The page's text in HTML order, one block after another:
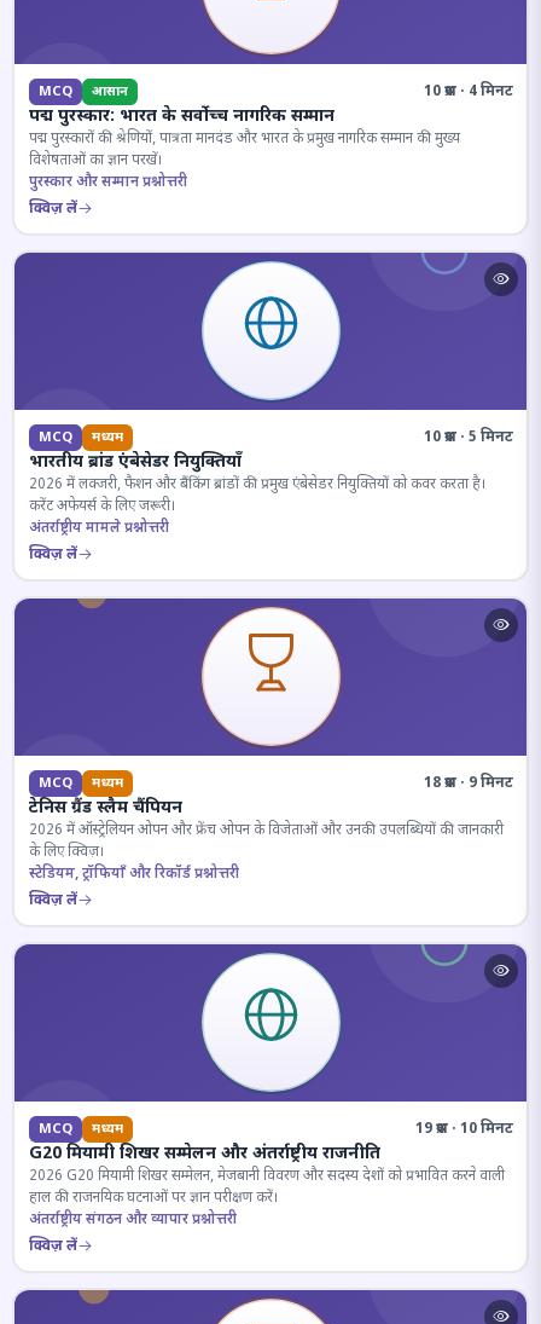
MCQ आसान 10 प्रश्न · 4 मिनट
पद्म पुरस्कार: भारत के सर्वोच्च नागरिक सम्मान
पद्म पुरस्कारों की श्रेणियों, पात्रता मानदंड और भारत के प्रमुख नागरिक सम्मान की मुख्य
विशेषताओं का ज्ञान परखें।
पुरस्कार और सम्मान प्रश्नोत्तरी
क्विज़ लें
MCQ मध्यम 10 प्रश्न · 5 मिनट
भारतीय ब्रांड एंबेसेडर नियुक्तियाँ
2026 में लक्जरी, फैशन और बैंकिंग ब्रांडों की प्रमुख एंबेसेडर नियुक्तियों को कवर करता है।
करेंट अफेयर्स के लिए जरूरी।
अंतर्राष्ट्रीय मामले प्रश्नोत्तरी
क्विज़ लें
MCQ मध्यम 18 प्रश्न · 9 मिनट
टेनिस ग्रैंड स्लैम चैंपियन
2026 में ऑस्ट्रेलियन ओपन और फ्रेंच ओपन के विजेताओं और उनकी उपलब्धियों की जानकारी
के लिए क्विज़।
स्टेडियम, ट्रॉफियाँ और रिकॉर्ड प्रश्नोत्तरी
क्विज़ लें
MCQ मध्यम 19 प्रश्न · 10 मिनट
G20 मियामी शिखर सम्मेलन और अंतर्राष्ट्रीय राजनीति
2026 G20 मियामी शिखर सम्मेलन, मेजबानी विवरण और सदस्य देशों को प्रभावित करने वाली
हाल की राजनयिक घटनाओं पर ज्ञान परीक्षण करें।
अंतर्राष्ट्रीय संगठन और व्यापार प्रश्नोत्तरी
क्विज़ लें